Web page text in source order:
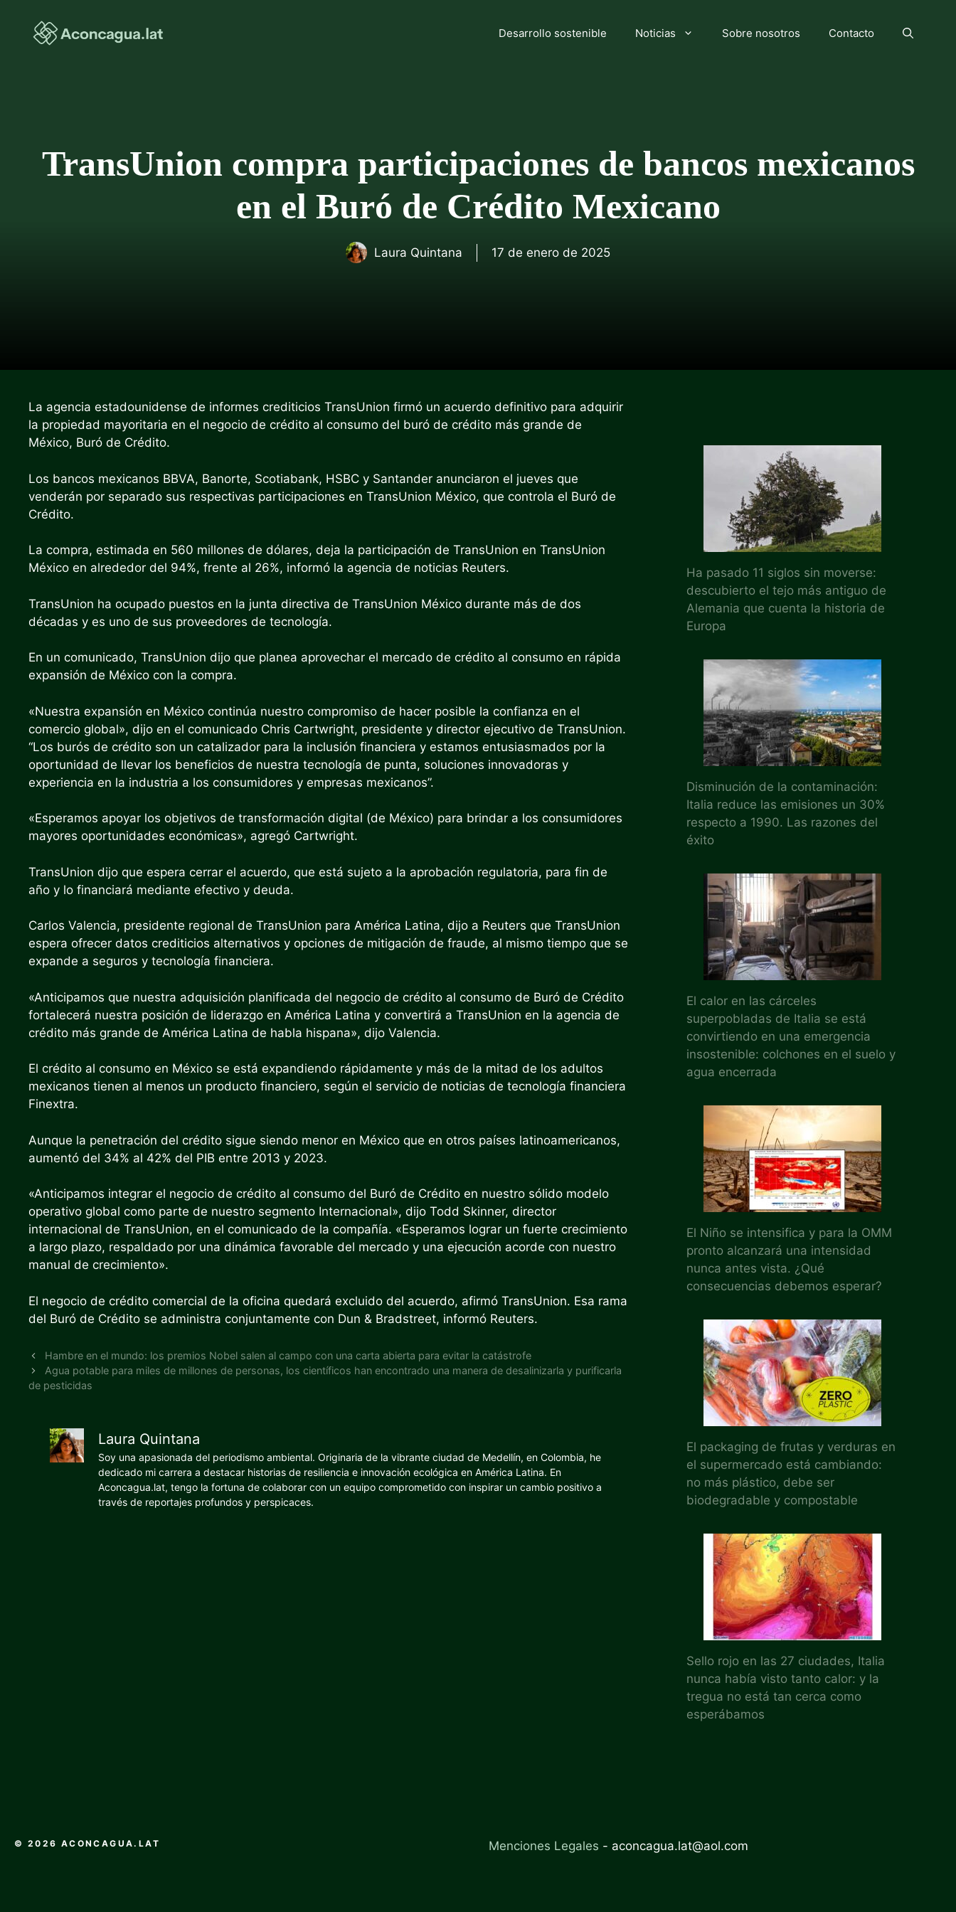
contenido
Desarrollo sostenible Noticias Sobre nosotros Contacto
TransUnion compra participaciones de bancos mexicanos
en el Buró de Crédito Mexicano
Laura Quintana 17 de enero de 2025
La agencia estadounidense de informes crediticios TransUnion firmó un acuerdo definitivo para adquirir
la propiedad mayoritaria en el negocio de crédito al consumo del buró de crédito más grande de
México, Buró de Crédito.
Los bancos mexicanos BBVA, Banorte, Scotiabank, HSBC y Santander anunciaron el jueves que
venderán por separado sus respectivas participaciones en TransUnion México, que controla el Buró de
Crédito.
La compra, estimada en 560 millones de dólares, deja la participación de TransUnion en TransUnion
México en alrededor del 94%, frente al 26%, informó la agencia de noticias Reuters.
TransUnion ha ocupado puestos en la junta directiva de TransUnion México durante más de dos
décadas y es uno de sus proveedores de tecnología.
En un comunicado, TransUnion dijo que planea aprovechar el mercado de crédito al consumo en rápida
expansión de México con la compra.
«Nuestra expansión en México continúa nuestro compromiso de hacer posible la confianza en el
comercio global», dijo en el comunicado Chris Cartwright, presidente y director ejecutivo de TransUnion.
“Los burós de crédito son un catalizador para la inclusión financiera y estamos entusiasmados por la
oportunidad de llevar los beneficios de nuestra tecnología de punta, soluciones innovadoras y
experiencia en la industria a los consumidores y empresas mexicanos”.
«Esperamos apoyar los objetivos de transformación digital (de México) para brindar a los consumidores
mayores oportunidades económicas», agregó Cartwright.
TransUnion dijo que espera cerrar el acuerdo, que está sujeto a la aprobación regulatoria, para fin de
año y lo financiará mediante efectivo y deuda.
Carlos Valencia, presidente regional de TransUnion para América Latina, dijo a Reuters que TransUnion
espera ofrecer datos crediticios alternativos y opciones de mitigación de fraude, al mismo tiempo que se
expande a seguros y tecnología financiera.
«Anticipamos que nuestra adquisición planificada del negocio de crédito al consumo de Buró de Crédito
fortalecerá nuestra posición de liderazgo en América Latina y convertirá a TransUnion en la agencia de
crédito más grande de América Latina de habla hispana», dijo Valencia.
El crédito al consumo en México se está expandiendo rápidamente y más de la mitad de los adultos
mexicanos tienen al menos un producto financiero, según el servicio de noticias de tecnología financiera
Finextra.
Aunque la penetración del crédito sigue siendo menor en México que en otros países latinoamericanos,
aumentó del 34% al 42% del PIB entre 2013 y 2023.
«Anticipamos integrar el negocio de crédito al consumo del Buró de Crédito en nuestro sólido modelo
operativo global como parte de nuestro segmento Internacional», dijo Todd Skinner, director
internacional de TransUnion, en el comunicado de la compañía. «Esperamos lograr un fuerte crecimiento
a largo plazo, respaldado por una dinámica favorable del mercado y una ejecución acorde con nuestro
manual de crecimiento».
El negocio de crédito comercial de la oficina quedará excluido del acuerdo, afirmó TransUnion. Esa rama
del Buró de Crédito se administra conjuntamente con Dun & Bradstreet, informó Reuters.
Hambre en el mundo: los premios Nobel salen al campo con una carta abierta para evitar la catástrofe
Agua potable para miles de millones de personas, los científicos han encontrado una manera de desalinizarla y purificarla
de pesticidas
Laura Quintana
Soy una apasionada del periodismo ambiental. Originaria de la vibrante ciudad de Medellín, en Colombia, he
dedicado mi carrera a destacar historias de resiliencia e innovación ecológica en América Latina. En
Aconcagua.lat, tengo la fortuna de colaborar con un equipo comprometido con inspirar un cambio positivo a
través de reportajes profundos y perspicaces.
Ha pasado 11 siglos sin moverse:
descubierto el tejo más antiguo de
Alemania que cuenta la historia de
Europa
Disminución de la contaminación:
Italia reduce las emisiones un 30%
respecto a 1990. Las razones del
éxito
El calor en las cárceles
superpobladas de Italia se está
convirtiendo en una emergencia
insostenible: colchones en el suelo y
agua encerrada
El Niño se intensifica y para la OMM
pronto alcanzará una intensidad
nunca antes vista. ¿Qué
consecuencias debemos esperar?
El packaging de frutas y verduras en
el supermercado está cambiando:
no más plástico, debe ser
biodegradable y compostable
Sello rojo en las 27 ciudades, Italia
nunca había visto tanto calor: y la
tregua no está tan cerca como
esperábamos
© 2026 ACONCAGUA.LAT Menciones Legales - aconcagua.lat@aol.com